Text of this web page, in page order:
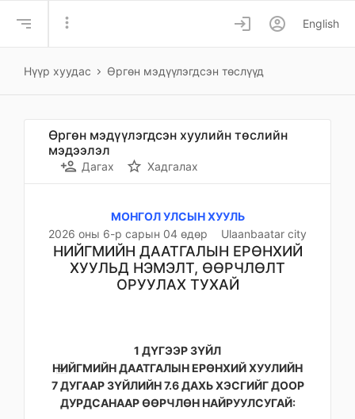
more_vert login account_circle English
Нүүр хуудас Өргөн мэдүүлэгдсэн төслүүд
Өргөн мэдүүлэгдсэн хуулийн төслийн
мэдээлэл
person_add Дагах star_border Хадгалах
МОНГОЛ УЛСЫН ХУУЛЬ
2026 оны 6-р сарын 04 өдөр
Ulaanbaatar city
НИЙГМИЙН ДААТГАЛЫН ЕРӨНХИЙ
ХУУЛЬД НЭМЭЛТ, ӨӨРЧЛӨЛТ
ОРУУЛАХ ТУХАЙ
1 ДҮГЭЭР ЗҮЙЛ
НИЙГМИЙН ДААТГАЛЫН ЕРӨНХИЙ ХУУЛИЙН
7 ДУГААР ЗҮЙЛИЙН 7.6 ДАХЬ ХЭСГИЙГ ДООР
ДУРДСАНААР ӨӨРЧЛӨН НАЙРУУЛСУГАЙ: